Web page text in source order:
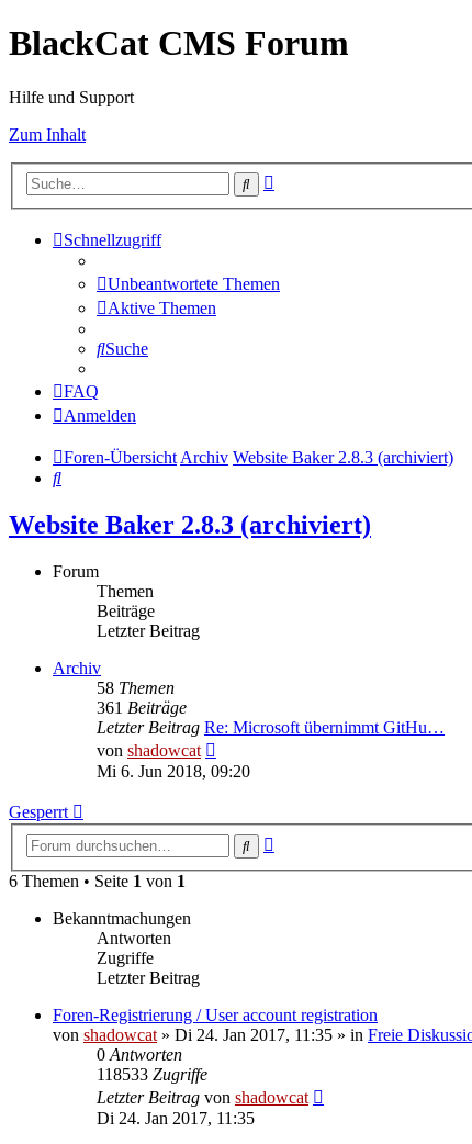
BlackCat CMS Forum
Hilfe und Support
Zum Inhalt
Suche
Schnellzugriff
Unbeantwortete Themen
Aktive Themen
Suche
FAQ
Anmelden
Foren-ÜbersichtArchiv Website Baker 2.8.3 (archiviert)
Suche
Website Baker 2.8.3 (archiviert)
Forum
Themen
Beiträge
Letzter Beitrag
Archiv
58 Themen
361 Beiträge
Letzter Beitrag Re: Microsoft übernimmt GitHu…
von shadowcat
Beitrag
Mi 6. Jun 2018, 09:20
Gesperrt
Suche
6 Themen • Seite 1 von 1
Bekanntmachungen
Antworten
Zugriffe
Letzter Beitrag
Foren-Registrierung / User account registration
von shadowcat » Di 24. Jan 2017, 11:35 » in Freie
0 Antworten
118533 Zugriffe
Letzter Beitrag von shadowcat
Di 24. Jan 2017, 11:35